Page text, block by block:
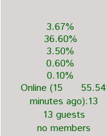
3.67%
36.60%
3.50%
0.60%
0.10%
Online (15
minutes ago):13
13 guests
no members